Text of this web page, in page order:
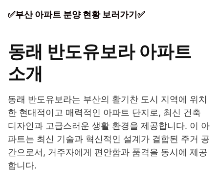
✅부산 아파트 분양 현황 보러가기✅
동래 반도유보라 아파트
소개
동래 반도유보라는 부산의 활기찬 도시 지역에 위치
한 현대적이고 매력적인 아파트 단지로, 최신 건축
디자인과 고급스러운 생활 환경을 제공합니다. 이 아
파트는 최신 기술과 혁신적인 설계가 결합된 주거 공
간으로서, 거주자에게 편안함과 품격을 동시에 제공
합니다.